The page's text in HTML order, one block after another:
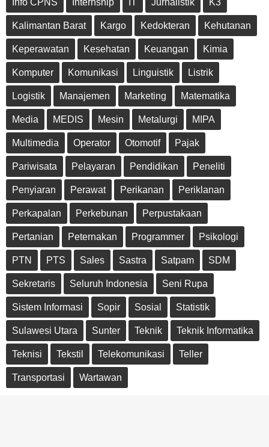
Info CPNS Internship IT Jurnalistik K3
Kalimantan Barat Kargo Kedokteran Kehutanan
Keperawatan Kesehatan Keuangan Kimia
Komputer Komunikasi Linguistik Listrik
Logistik Manajemen Marketing Matematika
Media MEDIS Mesin Metalurgi MIPA
Multimedia Operator Otomotif Pajak
Pariwisata Pelayaran Pendidikan Peneliti
Penyiaran Perawat Perikanan Periklanan
Perkapalan Perkebunan Perpustakaan
Pertanian Peternakan Programmer Psikologi
PTN PTS Sales Sastra Satpam SDM
Sekretaris Seluruh Indonesia Seni Rupa
Sistem Informasi Sopir Sosial Statistik
Sulawesi Utara Sunter Teknik Teknik Informatika
Teknisi Tekstil Telekomunikasi Teller
Transportasi Wartawan